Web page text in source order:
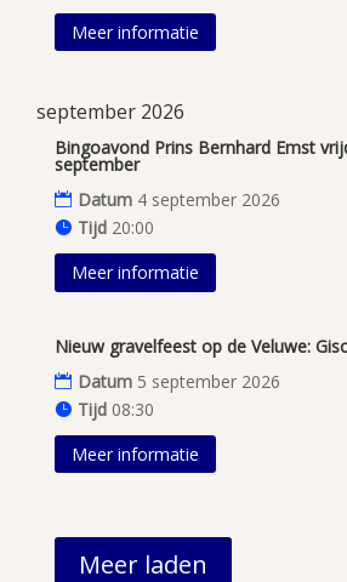
Meer informatie
september 2026
Bingoavond Prins Bernhard Emst
september
Datum 4 september 2026
Tijd 20:00
Meer informatie
Nieuw gravelfeest op de Veluwe:
Datum 5 september 2026
Tijd 08:30
Meer informatie
Meer laden